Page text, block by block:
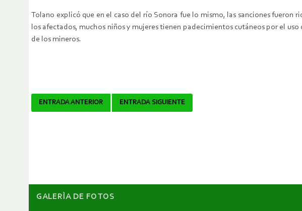
Tolano explicó que en el caso del río Sonora fue lo mismo, las sanciones
los afectados, muchos niños y mujeres tienen padecimientos cutáneos por el
de los mineros.
Navegador
ENTRADA ANTERIOR ENTRADA SIGUIENTE
GALERÌA DE FOTOS